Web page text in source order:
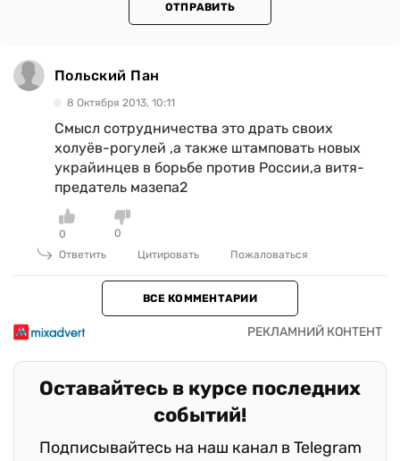
ОТПРАВИТЬ
Польский Пан
8 Октября 2013, 10:11
Смысл сотрудничества это драть своих
холуёв-рогулей ,а также штамповать новых
украйинцев в борьбе против России,а витя-
предатель мазепа2
0
0
Ответить
Цитировать Пожаловаться
ВСЕ КОММЕНТАРИИ
Оставайтесь в курсе последних
событий!
Подписывайтесь на наш канал в Telegram